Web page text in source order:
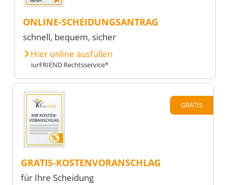
ONLINE-SCHEIDUNGSANTRAG
schnell, bequem, sicher
Hier online ausfüllen
iurFRIEND Rechtsservice*
GRATIS
GRATIS-KOSTENVORANSCHLAG
für Ihre Scheidung